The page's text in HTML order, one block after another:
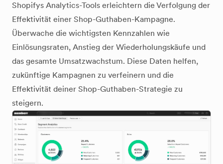
Shopifys Analytics-Tools erleichtern die Verfolgung der
Effektivität einer Shop-Guthaben-Kampagne.
Überwache die wichtigsten Kennzahlen wie
Einlösungsraten, Anstieg der Wiederholungskäufe und
das gesamte Umsatzwachstum. Diese Daten helfen,
zukünftige Kampagnen zu verfeinern und die
Effektivität deiner Shop-Guthaben-Strategie zu
steigern.